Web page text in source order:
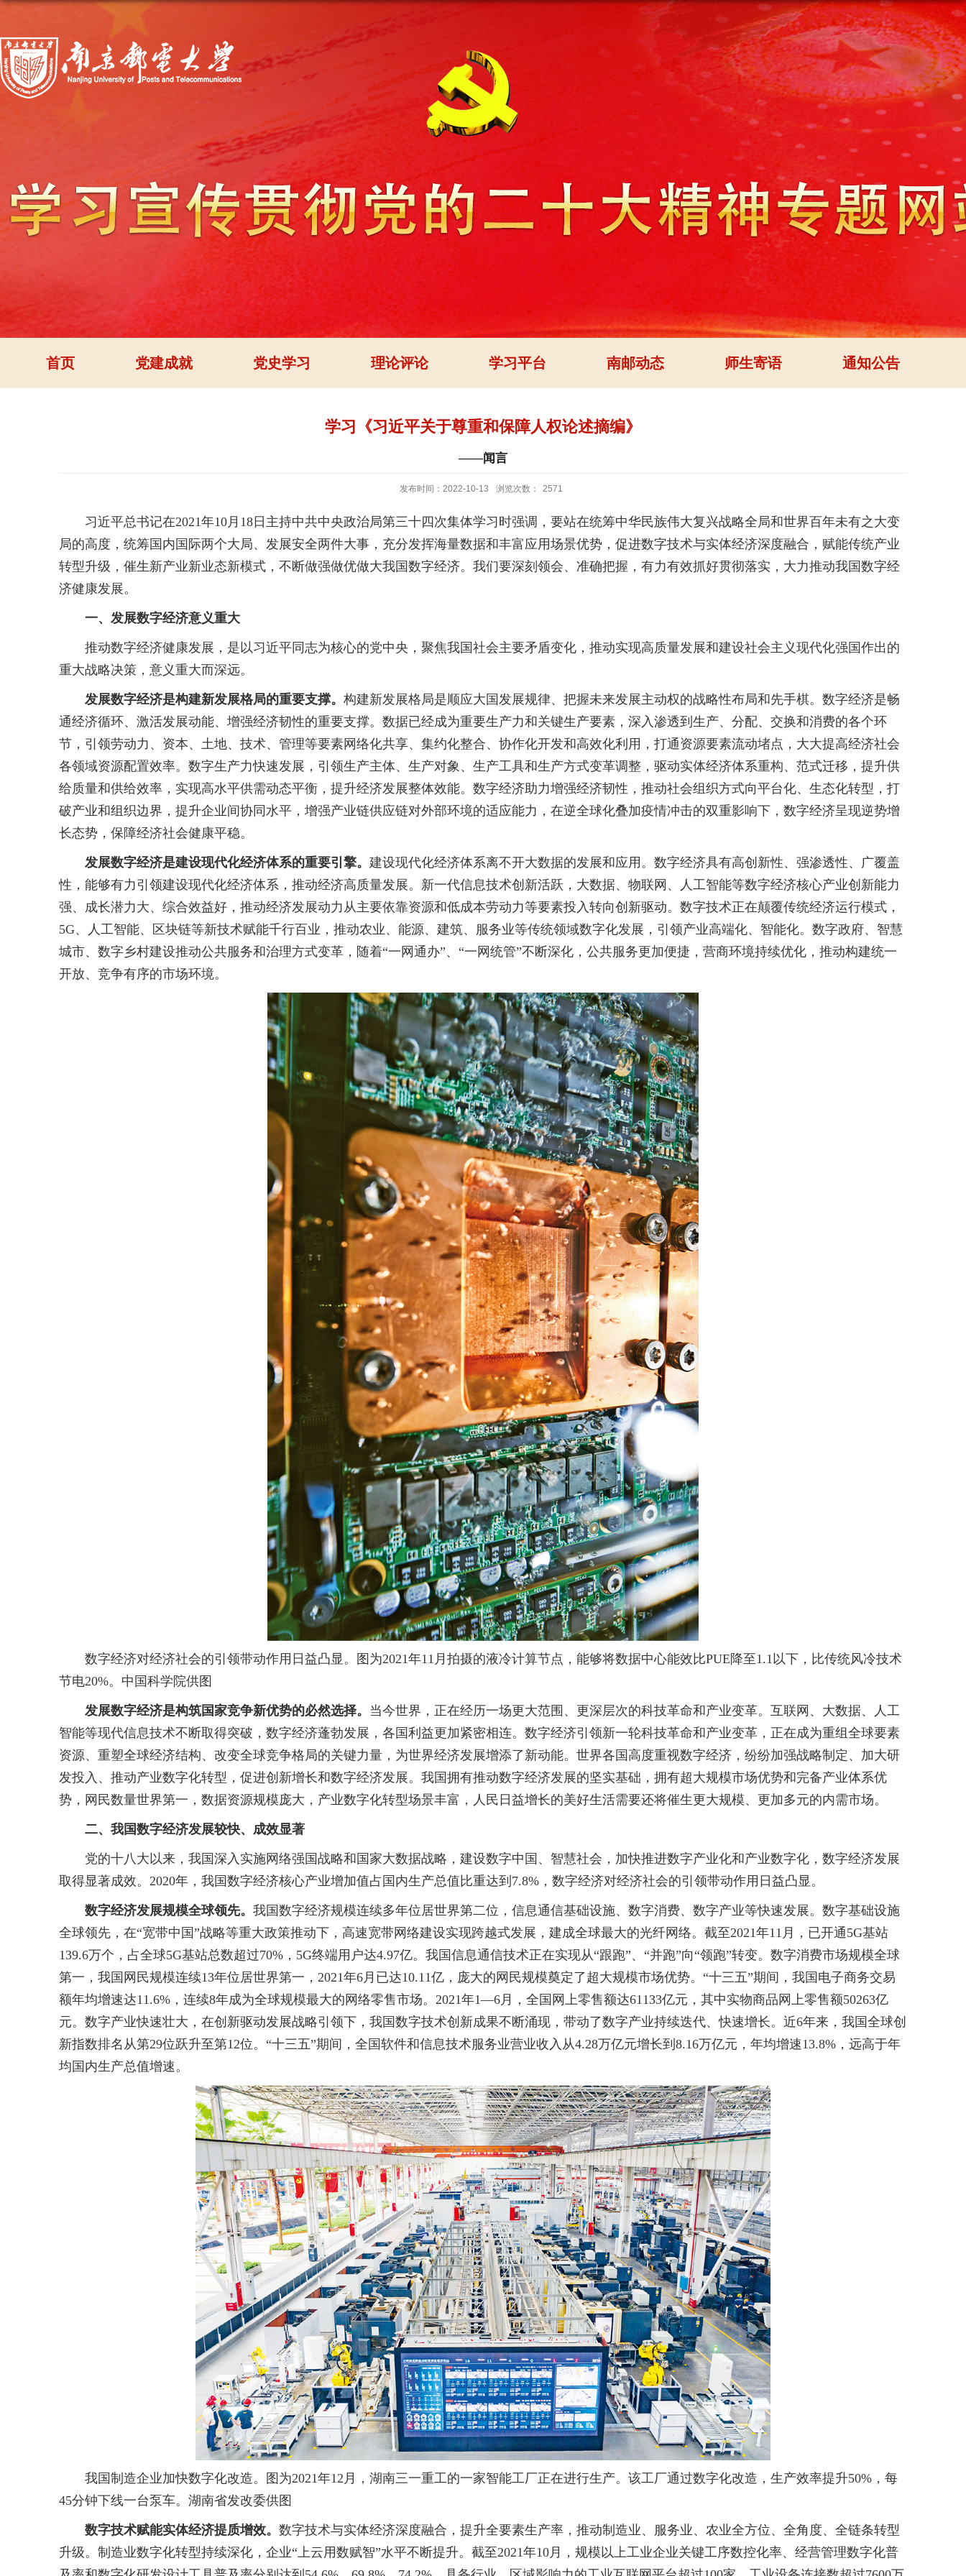
首页 党建成就 党史学习 理论评论 学习平台 南邮动态 师生寄语 通知公告
学习《习近平关于尊重和保障人权论述摘编》
——闻言
发布时间：2022-10-13 浏览次数： 2571
习近平总书记在2021年10月18日主持中共中央政治局第三十四次集体学习时强调，要站在统筹中华民族伟大复兴战略全局和世界百年未有之大变
局的高度，统筹国内国际两个大局、发展安全两件大事，充分发挥海量数据和丰富应用场景优势，促进数字技术与实体经济深度融合，赋能传统产业
转型升级，催生新产业新业态新模式，不断做强做优做大我国数字经济。我们要深刻领会、准确把握，有力有效抓好贯彻落实，大力推动我国数字经
济健康发展。
一、发展数字经济意义重大
推动数字经济健康发展，是以习近平同志为核心的党中央，聚焦我国社会主要矛盾变化，推动实现高质量发展和建设社会主义现代化强国作出的
重大战略决策，意义重大而深远。
发展数字经济是构建新发展格局的重要支撑。 构建新发展格局是顺应大国发展规律、把握未来发展主动权的战略性布局和先手棋。数字经济是畅
通经济循环、激活发展动能、增强经济韧性的重要支撑。数据已经成为重要生产力和关键生产要素，深入渗透到生产、分配、交换和消费的各个环
节，引领劳动力、资本、土地、技术、管理等要素网络化共享、集约化整合、协作化开发和高效化利用，打通资源要素流动堵点，大大提高经济社会
各领域资源配置效率。数字生产力快速发展，引领生产主体、生产对象、生产工具和生产方式变革调整，驱动实体经济体系重构、范式迁移，提升供
给质量和供给效率，实现高水平供需动态平衡，提升经济发展整体效能。数字经济助力增强经济韧性，推动社会组织方式向平台化、生态化转型，打
破产业和组织边界，提升企业间协同水平，增强产业链供应链对外部环境的适应能力，在逆全球化叠加疫情冲击的双重影响下，数字经济呈现逆势增
长态势，保障经济社会健康平稳。
发展数字经济是建设现代化经济体系的重要引擎。 建设现代化经济体系离不开大数据的发展和应用。数字经济具有高创新性、强渗透性、广覆盖
性，能够有力引领建设现代化经济体系，推动经济高质量发展。新一代信息技术创新活跃，大数据、物联网、人工智能等数字经济核心产业创新能力
强、成长潜力大、综合效益好，推动经济发展动力从主要依靠资源和低成本劳动力等要素投入转向创新驱动。数字技术正在颠覆传统经济运行模式，
5G、人工智能、区块链等新技术赋能千行百业，推动农业、能源、建筑、服务业等传统领域数字化发展，引领产业高端化、智能化。数字政府、智慧
城市、数字乡村建设推动公共服务和治理方式变革，随着“一网通办”、“一网统管”不断深化，公共服务更加便捷，营商环境持续优化，推动构建统一
开放、竞争有序的市场环境。
数字经济对经济社会的引领带动作用日益凸显。图为2021年11月拍摄的液冷计算节点，能够将数据中心能效比PUE降至1.1以下，比传统风冷技术
节电20%。中国科学院供图
发展数字经济是构筑国家竞争新优势的必然选择。 当今世界，正在经历一场更大范围、更深层次的科技革命和产业变革。互联网、大数据、人工
智能等现代信息技术不断取得突破，数字经济蓬勃发展，各国利益更加紧密相连。数字经济引领新一轮科技革命和产业变革，正在成为重组全球要素
资源、重塑全球经济结构、改变全球竞争格局的关键力量，为世界经济发展增添了新动能。世界各国高度重视数字经济，纷纷加强战略制定、加大研
发投入、推动产业数字化转型，促进创新增长和数字经济发展。我国拥有推动数字经济发展的坚实基础，拥有超大规模市场优势和完备产业体系优
势，网民数量世界第一，数据资源规模庞大，产业数字化转型场景丰富，人民日益增长的美好生活需要还将催生更大规模、更加多元的内需市场。
二、我国数字经济发展较快、成效显著
党的十八大以来，我国深入实施网络强国战略和国家大数据战略，建设数字中国、智慧社会，加快推进数字产业化和产业数字化，数字经济发展
取得显著成效。2020年，我国数字经济核心产业增加值占国内生产总值比重达到7.8%，数字经济对经济社会的引领带动作用日益凸显。
数字经济发展规模全球领先。 我国数字经济规模连续多年位居世界第二位，信息通信基础设施、数字消费、数字产业等快速发展。数字基础设施
全球领先，在“宽带中国”战略等重大政策推动下，高速宽带网络建设实现跨越式发展，建成全球最大的光纤网络。截至2021年11月，已开通5G基站
139.6万个，占全球5G基站总数超过70%，5G终端用户达4.97亿。我国信息通信技术正在实现从“跟跑”、“并跑”向“领跑”转变。数字消费市场规模全球
第一，我国网民规模连续13年位居世界第一，2021年6月已达10.11亿，庞大的网民规模奠定了超大规模市场优势。“十三五”期间，我国电子商务交易
额年均增速达11.6%，连续8年成为全球规模最大的网络零售市场。2021年1—6月，全国网上零售额达61133亿元，其中实物商品网上零售额50263亿
元。数字产业快速壮大，在创新驱动发展战略引领下，我国数字技术创新成果不断涌现，带动了数字产业持续迭代、快速增长。近6年来，我国全球创
新指数排名从第29位跃升至第12位。“十三五”期间，全国软件和信息技术服务业营业收入从4.28万亿元增长到8.16万亿元，年均增速13.8%，远高于年
均国内生产总值增速。
我国制造企业加快数字化改造。图为2021年12月，湖南三一重工的一家智能工厂正在进行生产。该工厂通过数字化改造，生产效率提升50%，每
45分钟下线一台泵车。湖南省发改委供图
数字技术赋能实体经济提质增效。 数字技术与实体经济深度融合，提升全要素生产率，推动制造业、服务业、农业全方位、全角度、全链条转型
升级。制造业数字化转型持续深化，企业“上云用数赋智”水平不断提升。截至2021年10月，规模以上工业企业关键工序数控化率、经营管理数字化普